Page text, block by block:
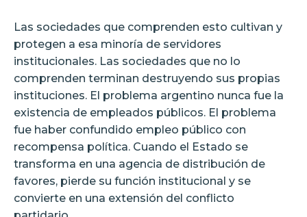
Las sociedades que comprenden esto cultivan y
protegen a esa minoría de servidores
institucionales. Las sociedades que no lo
comprenden terminan destruyendo sus propias
instituciones. El problema argentino nunca fue la
existencia de empleados públicos. El problema
fue haber confundido empleo público con
recompensa política. Cuando el Estado se
transforma en una agencia de distribución de
favores, pierde su función institucional y se
convierte en una extensión del conflicto